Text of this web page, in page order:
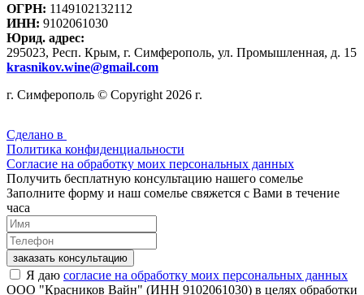
ОГРН: 1149102132112
ИНН: 9102061030
Юрид. адрес:
295023, Респ. Крым, г. Симферополь, ул. Промышленная, д. 15
krasnikov.wine@gmail.com
г. Симферополь © Copyright 2026 г.
Сделано в
Политика конфиденциальности
Согласие на обработку моих персональных данных
Получить бесплатную консультацию нашего сомелье
Заполните форму и наш сомелье свяжется с Вами в течение
часа
заказать консультацию
Я даю согласие на обработку моих персональных данных
ООО "Красников Вайн" (ИНН 9102061030) в целях обработки